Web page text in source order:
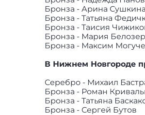
Бронза - Арина Сушкина
Бронза - Татьяна
Бронза - Таисия
Бронза - Мария
Бронза - Максим
В Нижнем Новгороде
Серебро - Михаил
Бронза - Роман
Бронза - Татьяна
Бронза - Сергей Бутов